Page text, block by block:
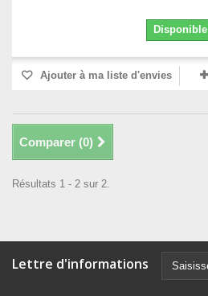
Disponible
Ajouter à ma liste d'envies
Comparer (0)
Résultats 1 - 2 sur 2.
Lettre d'informations